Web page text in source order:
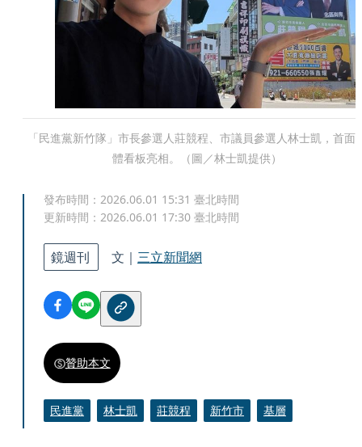
「民進黨新竹隊」市長參選人莊競程、市議員參選人林士凱，首面
體看板亮相。（圖／林士凱提供）
發布時間： 2026.06.01 15:31 臺北時間
更新時間： 2026.06.01 17:30 臺北時間
鏡週刊 文｜ 三立新聞網
贊助本文
民進黨 林士凱 莊競程 新竹市 基層